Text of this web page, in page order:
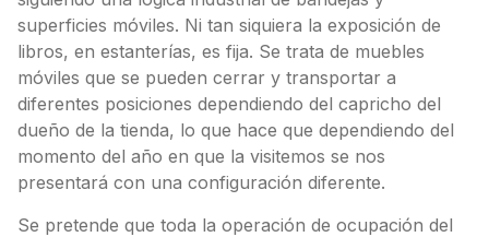
superficies móviles. Ni tan siquiera la exposición de
libros, en estanterías, es fija. Se trata de muebles
móviles que se pueden cerrar y transportar a
diferentes posiciones dependiendo del capricho del
dueño de la tienda, lo que hace que dependiendo del
momento del año en que la visitemos se nos
presentará con una configuración diferente.
Se pretende que toda la operación de ocupación del